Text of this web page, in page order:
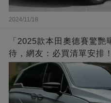
2024/11/18
「2025款本田奧德賽驚
待，網友：必買清單安排！